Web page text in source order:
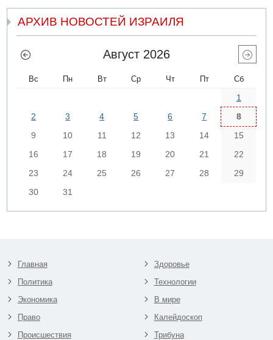
АРХИВ НОВОСТЕЙ ИЗРАИЛЯ
Август 2026
Вс Пн Вт Ср Чт Пт Сб
1
2
3 4 5 6 7
8
9
10 11 12 13 14
15
16
17 18 19 20 21
22
23
24 25 26 27 28
29
30
31
Главная
Политика
Экономика
Право
Происшествия
Здоровье
Технологии
В мире
Калейдоскоп
Трибуна